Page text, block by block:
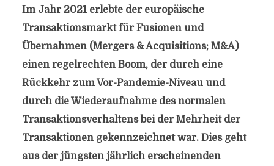
Im Jahr 2021 erlebte der europäische
Transaktionsmarkt für Fusionen und
Übernahmen (Mergers & Acquisitions; M&A)
einen regelrechten Boom, der durch eine
Rückkehr zum Vor-Pandemie-Niveau und
durch die Wiederaufnahme des normalen
Transaktionsverhaltens bei der Mehrheit der
Transaktionen gekennzeichnet war. Dies geht
aus der jüngsten jährlich erscheinenden